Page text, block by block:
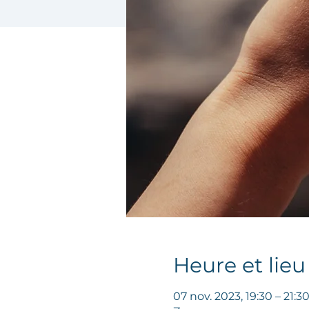
Heure et lieu
07 nov. 2023, 19:30 – 21:30